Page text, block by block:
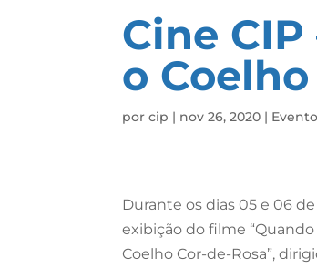
Cine
o
porcip | nov 26, 2020 |
Durante os dias 05 e 06
exibição do filme
Coelho Cor-de-Rosa”,